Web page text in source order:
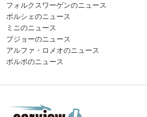
フォルクスワーゲンのニュース
ポルシェのニュース
ミニのニュース
プジョーのニュース
アルファ・ロメオのニュース
ボルボのニュース